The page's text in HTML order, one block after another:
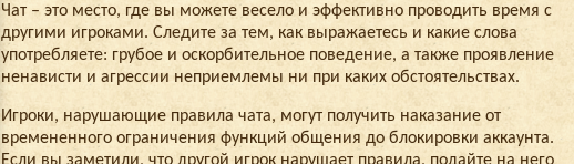
Чат – это место, где вы можете весело и эффективно проводить время с
другими игроками. Следите за тем, как выражаетесь и какие слова
употребляете: грубое и оскорбительное поведение, а также проявление
ненависти и агрессии неприемлемы ни при каких обстоятельствах.
Игроки, нарушающие правила чата, могут получить наказание от
времененного ограничения функций общения до блокировки аккаунта.